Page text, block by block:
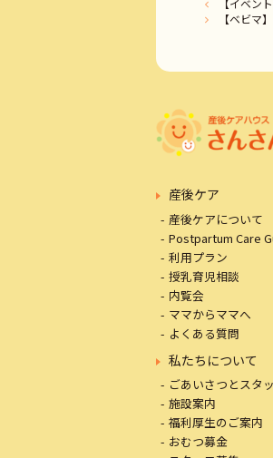
【イベン
【ベビマ
産後ケア
産後ケアについて
Postpartum Care
利用プラン
授乳育児相談
内覧会
ママからママへ
よくある質問
私たちについて
ごあいさつとスタ
施設案内
福利厚生のご案内
おむつ募金